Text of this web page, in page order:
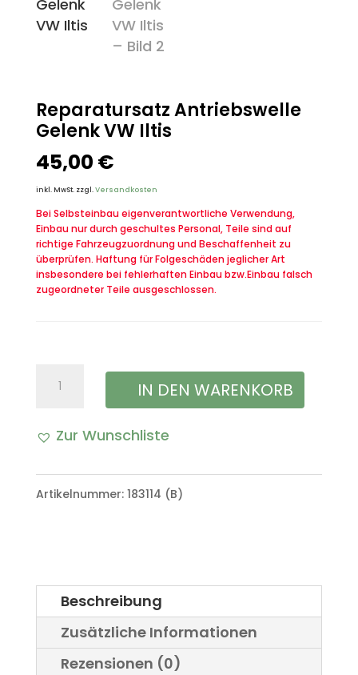
Reparatursatz Antriebswelle
Gelenk VW Iltis
45,00 €
inkl. MwSt. zzgl.Versandkosten
Bei Selbsteinbau eigenverantwortliche Verwendung,
Einbau nur durch geschultes Personal, Teile sind auf
richtige Fahrzeugzuordnung und Beschaffenheit zu
überprüfen. Haftung für Folgeschäden jeglicher Art
insbesondere bei fehlerhaften Einbau bzw.Einbau falsch
zugeordneter Teile ausgeschlossen.
Reparatursatz
Antriebswelle
Gelenk
Iltis
IN DEN WARENKORB
Zur Wunschliste
l
r
n
a
Artikelnummer: 183114 (B)
Beschreibung
Zusätzliche Informationen
Rezensionen (0)